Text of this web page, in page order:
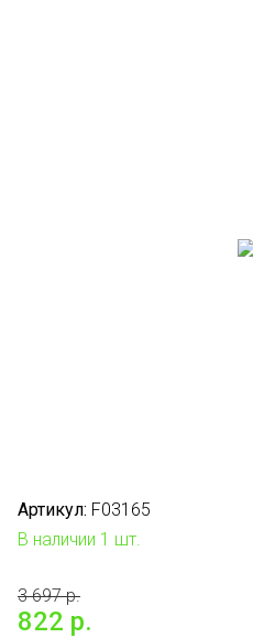
Артикул: F03165
В наличии 1 шт.
3 697 р.
822 р.